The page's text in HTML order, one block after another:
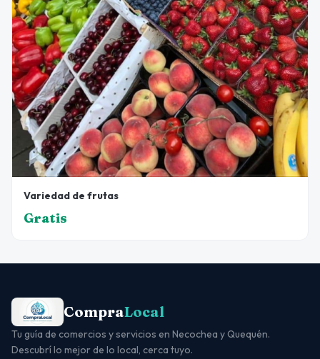
Variedad de frutas
Gratis
CompraLocal
Tu guía de comercios y servicios en Necochea y Quequén.
Descubrí lo mejor de lo local, cerca tuyo.